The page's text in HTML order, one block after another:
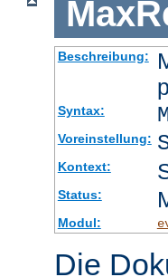
Beschreibung:
Syntax:
Voreinstellung:
Kontext:
Status:
Modul:
Die